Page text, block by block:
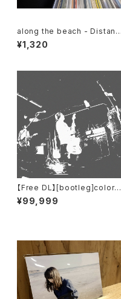
along the beach - Distant
Scenery
¥1,320
【Free DL】[bootleg​]​colorm
al - 191117 (​@​Kyoto Club M
etro)
¥99,999